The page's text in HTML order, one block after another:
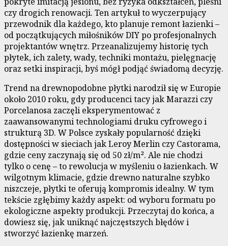
czy drogich renowacji. Ten artykuł to wyczerpujący
przewodnik dla każdego, kto planuje remont łazienki –
od początkujących miłośników DIY po profesjonalnych
projektantów wnętrz. Przeanalizujemy historię tych
płytek, ich zalety, wady, techniki montażu, pielęgnację
oraz setki inspiracji, byś mógł podjąć świadomą decyzję.
Trend na drewnopodobne płytki narodził się w Europie
około 2010 roku, gdy producenci tacy jak Marazzi czy
Porcelanosa zaczęli eksperymentować z
zaawansowanymi technologiami druku cyfrowego i
strukturą 3D. W Polsce zyskały popularność dzięki
dostępności w sieciach jak Leroy Merlin czy Castorama,
gdzie ceny zaczynają się od 50 zł/m². Ale nie chodzi
tylko o cenę – to rewolucja w myśleniu o łazienkach. W
wilgotnym klimacie, gdzie drewno naturalne szybko
niszczeje, płytki te oferują kompromis idealny. W tym
tekście zgłębimy każdy aspekt: od wyboru formatu po
ekologiczne aspekty produkcji. Przeczytaj do końca, a
dowiesz się, jak uniknąć najczęstszych błędów i
stworzyć łazienkę marzeń.